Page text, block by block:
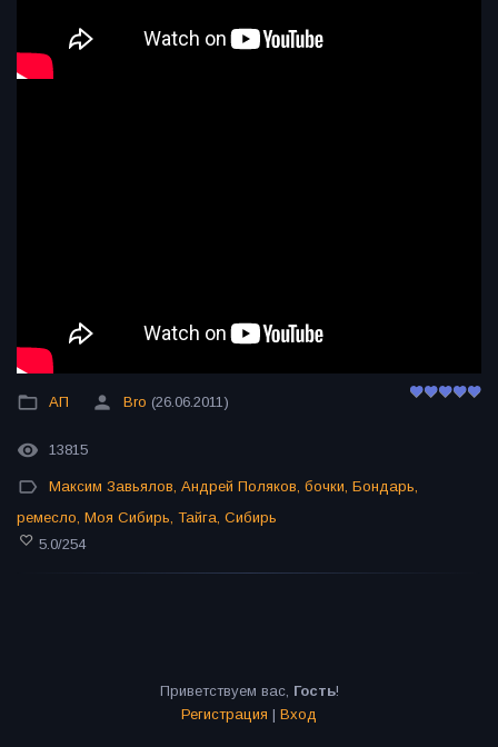
АП Bro (26.06.2011)
13815
Максим Завьялов, Андрей Поляков, бочки, Бондарь,
ремесло, Моя Сибирь, Тайга, Сибирь
5.0/254
Приветствуем вас, Гость!
Регистрация | Вход